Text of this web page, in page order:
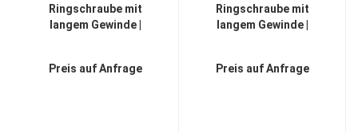
Ringschraube mit
langem Gewinde |
Preis auf Anfrage
Ringschraube mit
langem Gewinde |
Preis auf Anfrage